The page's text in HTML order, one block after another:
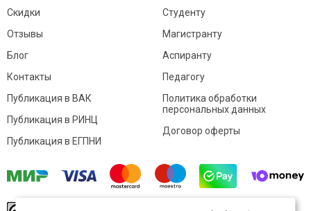
Скидки
Отзывы
Блог
Контакты
Студенту
Магистранту
Аспиранту
Педагогу
Публикация в ВАК
Публикация в РИНЦ
Публикация в ЕГПНИ
Политика обработки
персональных данных
Договор оферты